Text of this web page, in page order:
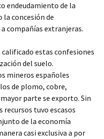
endeudamiento de la
la concesión de
compañías extranjeras.
estas confesiones
del suelo.
mineros españoles
de plomo, cobre,
parte se exporto. Sin
tuvo escasos
de la economía
casi exclusiva a por